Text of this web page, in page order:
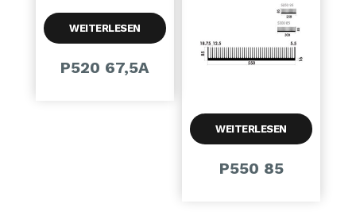
WEITERLESEN
P520 67,5A
WEITERLESEN
P550 85